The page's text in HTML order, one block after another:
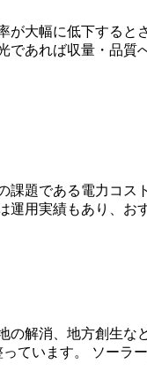
大幅に低下する
あれば収量・品質
題である電力コ
用実績もあり、お
解消、地方創生
ています。 ソーラ